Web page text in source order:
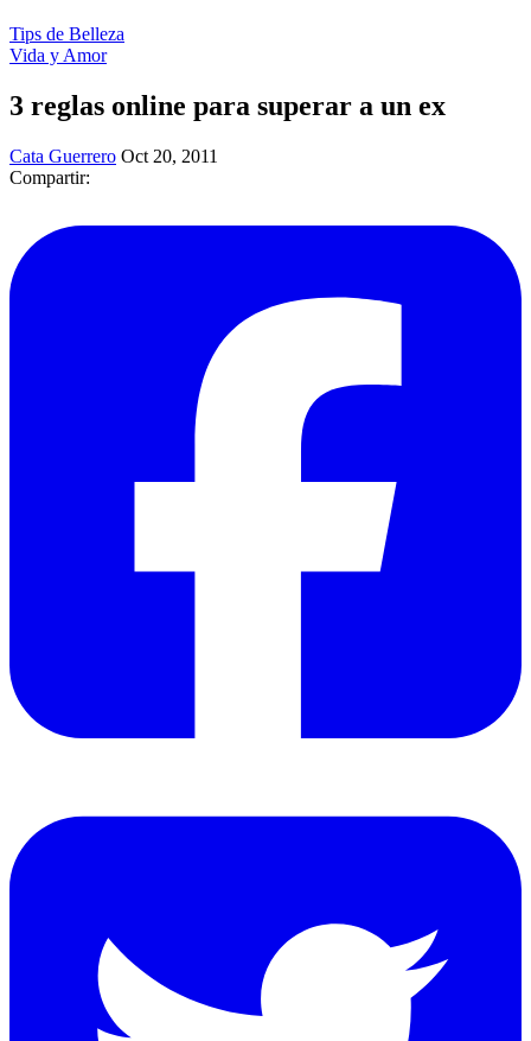
Tips de Belleza
Vida y Amor
3 reglas online para superar a un ex
Cata Guerrero Oct 20, 2011
Compartir: